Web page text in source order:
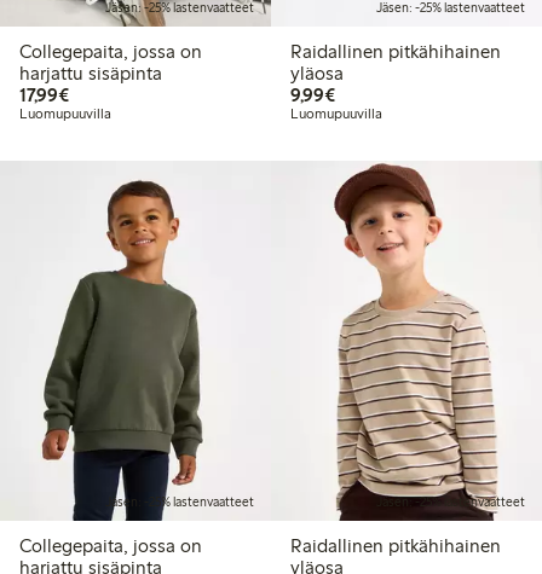
Jäsen: -25% lastenvaatteet
Collegepaita, jossa on
harjattu sisäpinta
17,99€17,99 €
Luomupuuvilla
Jäsen: -25% lastenvaatteet
Raidallinen pitkähihainen
yläosa
9,99€9,99 €
Luomupuuvilla
Jäsen: -25% lastenvaatteet
Collegepaita, jossa on
harjattu sisäpinta
Jäsen: -25% lastenvaatteet
Raidallinen pitkähihainen
yläosa